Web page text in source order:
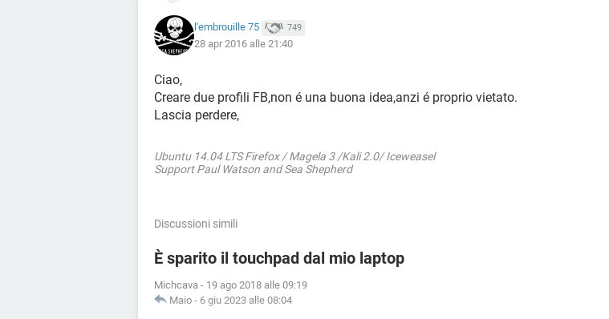
l'embrouille 75 749
28 apr 2016 alle 21:40
Ciao,
Creare due profili FB,non é una buona idea,anzi é proprio vietato.
Lascia perdere,
Ubuntu 14.04 LTS Firefox / Magela 3 /Kali 2.0/ Iceweasel
Support Paul Watson and Sea Shepherd
Discussioni simili
È sparito il touchpad dal mio laptop
Michcava - 19 ago 2018 alle 09:19
Maio - 6 giu 2023 alle 08:04